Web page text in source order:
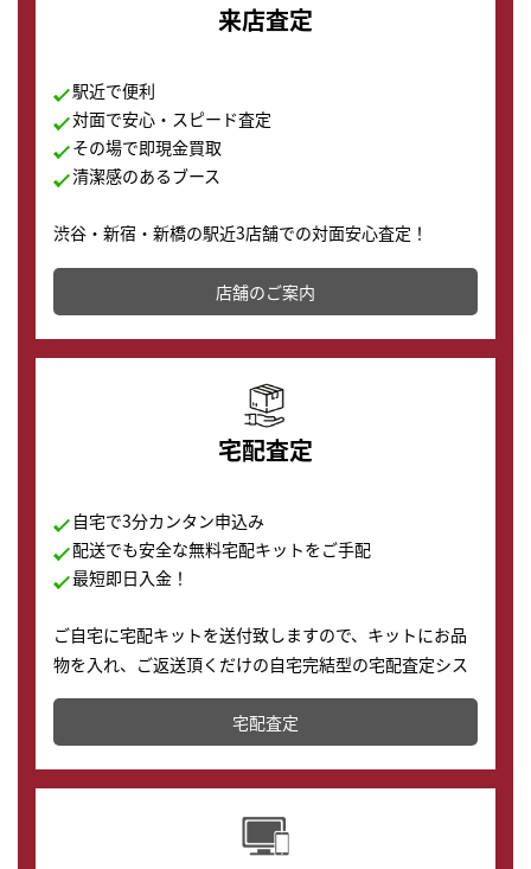
来店査定
駅近で便利
対面で安心・スピード査定
その場で即現金買取
清潔感のあるブース
渋谷・新宿・新橋の駅近3店舗での対面安心査定！
店舗を併設しており、下取りに出してお得に新しい時計
の購入もできます♪
店舗のご案内
宅配査定
自宅で3分カンタン申込み
配送でも安全な無料宅配キットをご手配
最短即日入金！
ご自宅に宅配キットを送付致しますので、キットにお品
物を入れ、ご返送頂くだけの自宅完結型の宅配査定シス
テムです。
配送でも簡単&安全に査定・買取に出すことが可能で
す。
宅配査定